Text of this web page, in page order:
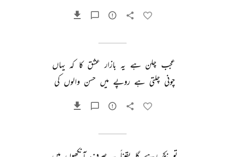
عجب چلن ہے یہ بازار عشق کا کہ یہاں
چونی چلتی ہے روپے میں حسن والوں کی